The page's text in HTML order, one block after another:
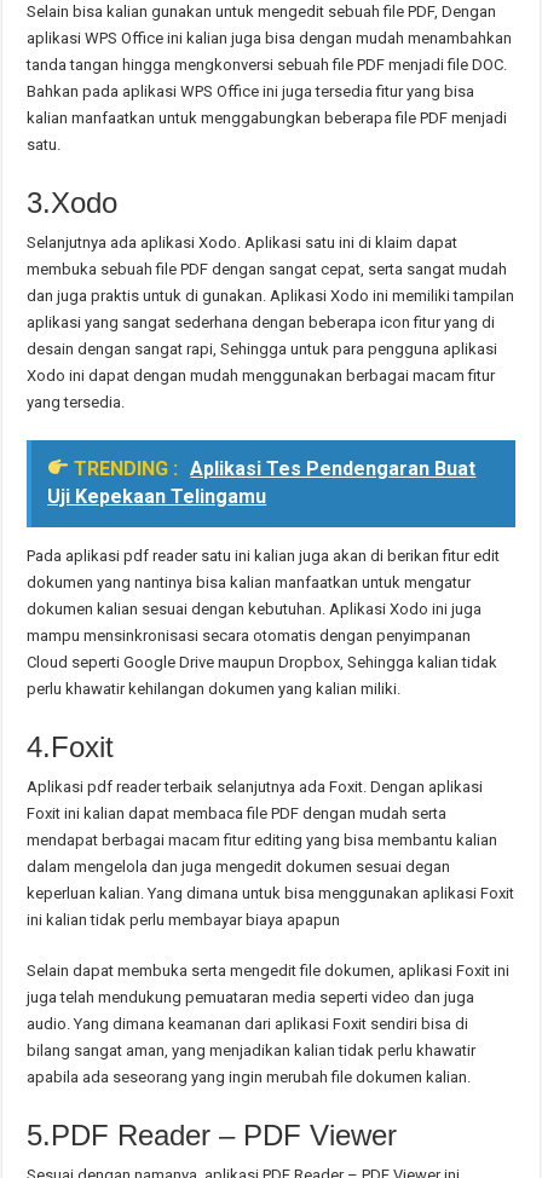
Selain bisa kalian gunakan untuk mengedit sebuah file PDF, Dengan
aplikasi WPS Office ini kalian juga bisa dengan mudah menambahkan
tanda tangan hingga mengkonversi sebuah file PDF menjadi file DOC.
Bahkan pada aplikasi WPS Office ini juga tersedia fitur yang bisa
kalian manfaatkan untuk menggabungkan beberapa file PDF menjadi
satu.
3.Xodo
Selanjutnya ada aplikasi Xodo. Aplikasi satu ini di klaim dapat
membuka sebuah file PDF dengan sangat cepat, serta sangat mudah
dan juga praktis untuk di gunakan. Aplikasi Xodo ini memiliki tampilan
aplikasi yang sangat sederhana dengan beberapa icon fitur yang di
desain dengan sangat rapi, Sehingga untuk para pengguna aplikasi
Xodo ini dapat dengan mudah menggunakan berbagai macam fitur
yang tersedia.
TRENDING :
Aplikasi Tes Pendengaran Buat
Uji Kepekaan Telingamu
Pada aplikasi pdf reader satu ini kalian juga akan di berikan fitur edit
dokumen yang nantinya bisa kalian manfaatkan untuk mengatur
dokumen kalian sesuai dengan kebutuhan. Aplikasi Xodo ini juga
mampu mensinkronisasi secara otomatis dengan penyimpanan
Cloud seperti Google Drive maupun Dropbox, Sehingga kalian tidak
perlu khawatir kehilangan dokumen yang kalian miliki.
4.Foxit
Aplikasi pdf reader terbaik selanjutnya ada Foxit. Dengan aplikasi
Foxit ini kalian dapat membaca file PDF dengan mudah serta
mendapat berbagai macam fitur editing yang bisa membantu kalian
dalam mengelola dan juga mengedit dokumen sesuai degan
keperluan kalian. Yang dimana untuk bisa menggunakan aplikasi Foxit
ini kalian tidak perlu membayar biaya apapun
Selain dapat membuka serta mengedit file dokumen, aplikasi Foxit ini
juga telah mendukung pemuataran media seperti video dan juga
audio. Yang dimana keamanan dari aplikasi Foxit sendiri bisa di
bilang sangat aman, yang menjadikan kalian tidak perlu khawatir
apabila ada seseorang yang ingin merubah file dokumen kalian.
5.PDF Reader – PDF Viewer